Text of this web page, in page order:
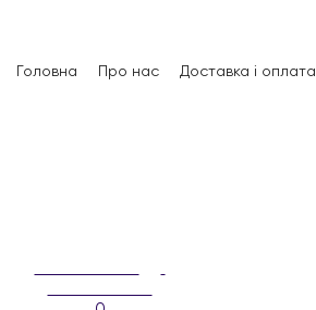
Головна Про нас Доставка і оплата